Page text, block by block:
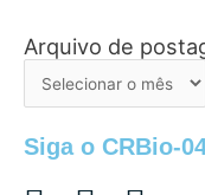
Arquivo de
Arquivo
Siga o CRBio-